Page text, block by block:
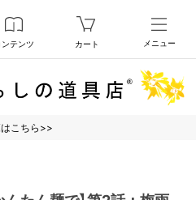
ンテンツ カート メニュー
こちら>>